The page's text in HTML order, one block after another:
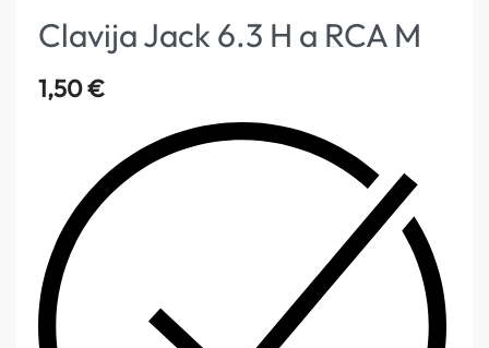
Clavija Jack 6.3 H a RCA M
1,50€